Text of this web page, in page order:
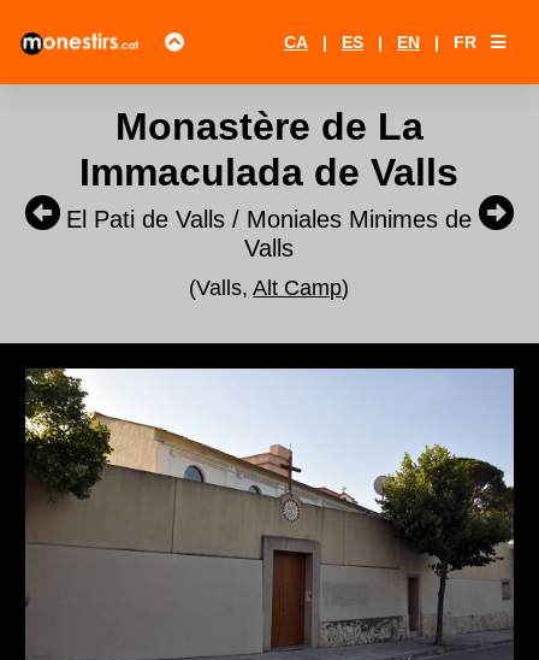
CA | ES | EN | FR
Monastère de La
Immaculada de Valls
El Pati de Valls / Moniales Minimes de
Valls
(Valls,Alt Camp)